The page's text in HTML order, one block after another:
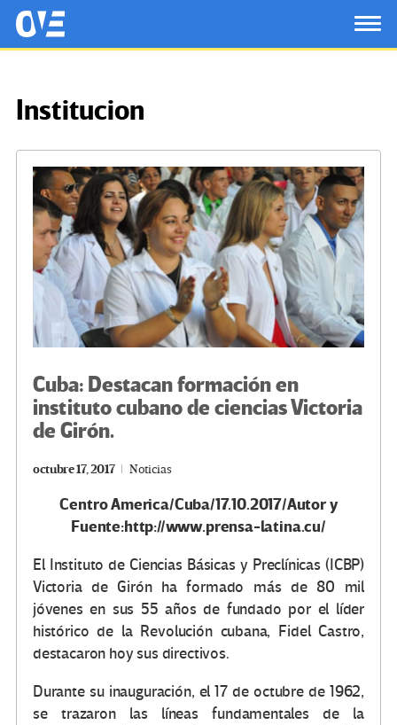
Saltar al contenido principal
OtrasVocesenEducacion.org
Institucion
Cuba: Destacan formación en
instituto cubano de ciencias Victoria
de Girón.
octubre 17, 2017 Noticias
Centro America/Cuba/17.10.2017/Autor y
Fuente:http://www.prensa-latina.cu/
El Instituto de Ciencias Básicas y Preclínicas (ICBP)
Victoria de Girón ha formado más de 80 mil
jóvenes en sus 55 años de fundado por el líder
histórico de la Revolución cubana, Fidel Castro,
destacaron hoy sus directivos.
Durante su inauguración, el 17 de octubre de 1962,
se trazaron las líneas fundamentales de la